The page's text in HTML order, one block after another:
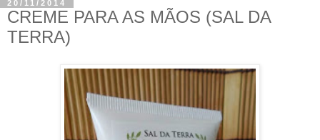
20/11/2014
CREME PARA AS MÃOS (SAL DA
TERRA)